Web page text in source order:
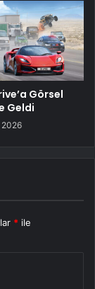
Görsel
Geldi
2026
* ile